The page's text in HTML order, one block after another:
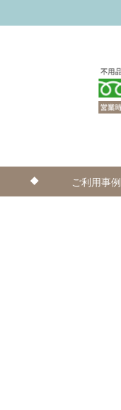
ご利用事例